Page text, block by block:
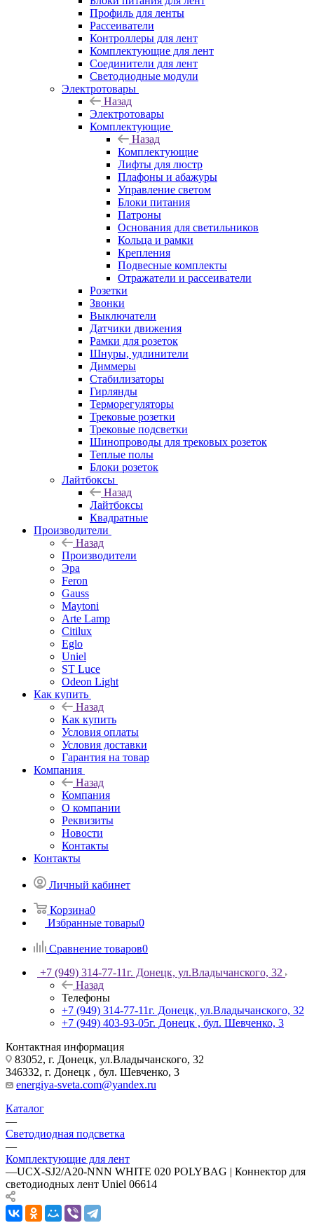
Профиль для ленты
Рассеиватели
Контроллеры для лент
Комплектующие для лент
Соединители для лент
Светодиодные модули
Электротовары
Назад
Электротовары
Комплектующие
Назад
Комплектующие
Лифты для люстр
Плафоны и абажуры
Управление светом
Блоки питания
Патроны
Основания для светильников
Кольца и рамки
Крепления
Подвесные комплекты
Отражатели и рассеиватели
Розетки
Звонки
Выключатели
Датчики движения
Рамки для розеток
Шнуры, удлинители
Диммеры
Стабилизаторы
Гирлянды
Терморегуляторы
Трековые розетки
Трековые подсветки
Шинопроводы для трековых розеток
Теплые полы
Блоки розеток
Лайтбоксы
Назад
Лайтбоксы
Квадратные
Производители
Назад
Производители
Эра
Feron
Gauss
Maytoni
Arte Lamp
Citilux
Eglo
Uniel
ST Luce
Odeon Light
Как купить
Назад
Как купить
Условия оплаты
Условия доставки
Гарантия на товар
Компания
Назад
Компания
О компании
Реквизиты
Новости
Контакты
Контакты
Личный кабинет
Корзина0
Избранные товары0
Сравнение товаров0
+7 (949) 314-77-11г. Донецк, ул.Владычанского, 32
Назад
Телефоны
+7 (949) 314-77-11г. Донецк, ул.Владычанского, 32
+7 (949) 403-93-05г. Донецк , бул. Шевченко, 3
Контактная информация
83052, г. Донецк, ул.Владычанского, 32
346332, г. Донецк , бул. Шевченко, 3
energiya-sveta.com@yandex.ru
Каталог
—
Светодиодная подсветка
—
Комплектующие для лент
—UCX-SJ2/A20-NNN WHITE 020 POLYBAG | Коннектор для
светодиодных лент Uniel 06614